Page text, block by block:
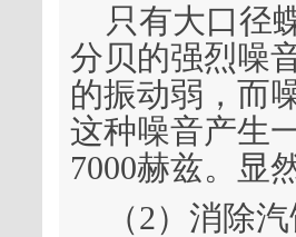
只有大口径
分贝的强烈噪
的振动弱，而
这种噪音产生
7000赫兹。显
（2）消除